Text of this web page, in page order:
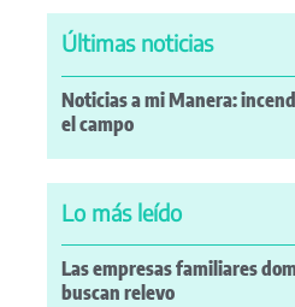
Últimas noticias
Noticias a mi Manera:
el campo
Lo más leído
Las empresas familiares
buscan relevo